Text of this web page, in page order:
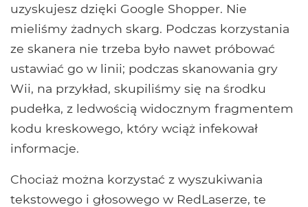
uzyskujesz dzięki Google Shopper. Nie
mieliśmy żadnych skarg. Podczas korzystania
ze skanera nie trzeba było nawet próbować
ustawiać go w linii; podczas skanowania gry
Wii, na przykład, skupiliśmy się na środku
pudełka, z ledwością widocznym fragmentem
kodu kreskowego, który wciąż infekował
informacje.
Chociaż można korzystać z wyszukiwania
tekstowego i głosowego w RedLaserze, te